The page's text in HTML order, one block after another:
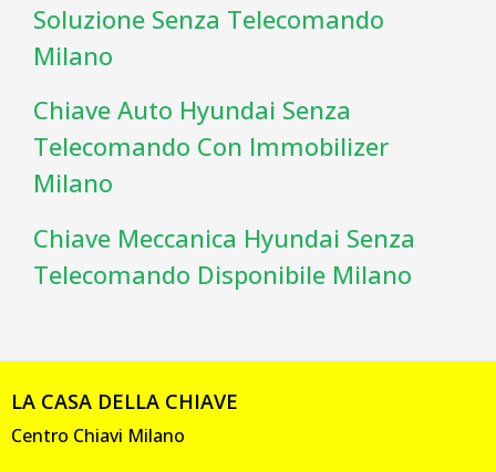
Soluzione Senza Telecomando
Milano
Chiave Auto Hyundai Senza
Telecomando Con Immobilizer
Milano
Chiave Meccanica Hyundai Senza
Telecomando Disponibile Milano
LA CASA DELLA CHIAVE
Centro Chiavi Milano